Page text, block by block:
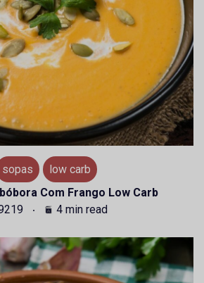
sopas
low carb
Com Frango Low Carb
4 min read